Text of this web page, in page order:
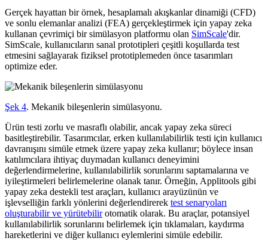
Gerçek hayattan bir örnek, hesaplamalı akışkanlar dinamiği (CFD)
ve sonlu elemanlar analizi (FEA) gerçekleştirmek için yapay zeka
kullanan çevrimiçi bir simülasyon platformu olan SimScale'dir.
SimScale, kullanıcıların sanal prototipleri çeşitli koşullarda test
etmesini sağlayarak fiziksel prototiplemeden önce tasarımları
optimize eder.
Şek 4. Mekanik bileşenlerin simülasyonu.
Ürün testi zorlu ve masraflı olabilir, ancak yapay zeka süreci
basitleştirebilir. Tasarımcılar, erken kullanılabilirlik testi için kullanıcı
davranışını simüle etmek üzere yapay zeka kullanır; böylece insan
katılımcılara ihtiyaç duymadan kullanıcı deneyimini
değerlendirmelerine, kullanılabilirlik sorunlarını saptamalarına ve
iyileştirmeleri belirlemelerine olanak tanır. Örneğin, Applitools gibi
yapay zeka destekli test araçları, kullanıcı arayüzünün ve
işlevselliğin farklı yönlerini değerlendirerek test senaryoları
oluşturabilir ve yürütebilirotomatik olarak. Bu araçlar, potansiyel
kullanılabilirlik sorunlarını belirlemek için tıklamaları, kaydırma
hareketlerini ve diğer kullanıcı eylemlerini simüle edebilir.